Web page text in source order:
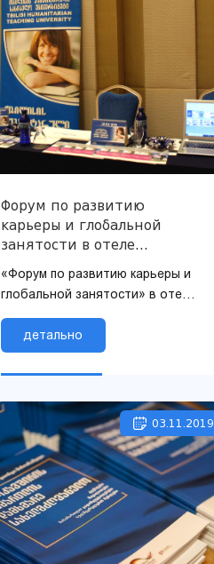
Форум по развитию
карьеры и глобальной
занятости в отеле
Biltmore Tbilisi
«Форум по развитию карьеры и
глобальной занятости» в отеле
детально
03.11.2019